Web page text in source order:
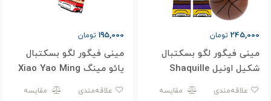
245,000 تومان
مینی فیگور لگو بسکتبال
شکیل اونیل Shaquille
Rashaun O'Neal 34
مقایسه
195,000 تومان
مینی فیگور لگو بسکتبال
یائو مینگ Xiao Yao Ming
11
مقایسه